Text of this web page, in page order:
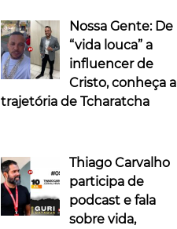
Nossa Gente: De
“vida louca” a
influencer de
Cristo, conheça a
trajetória de Tcharatcha
Thiago Carvalho
participa de
podcast e fala
sobre vida,